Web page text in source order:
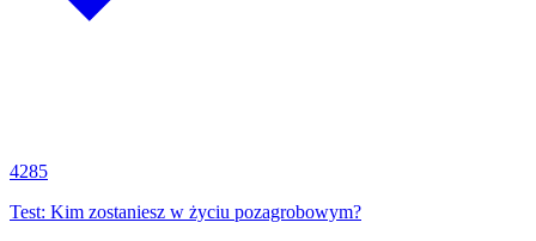
4285
Test: Kim zostaniesz w życiu pozagrobowym?